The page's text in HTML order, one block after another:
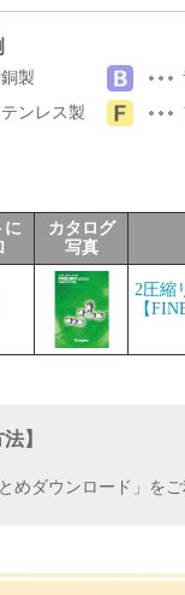
・用語集
ル
製
ンレス製
に
カタログ
写真
2圧縮
【
】
とめダウンロード」を